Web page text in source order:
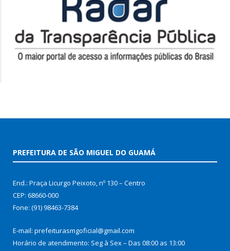
PREFEITURA DE SÃO MIGUEL DO GUAMÁ
End.: Praça Licurgo Peixoto, nº 130 – Centro
CEP: 68660-000
Fone: (91) 98463-7384
E-mail: prefeiturasmgoficial@gmail.com
Horário de atendimento: Seg à Sex – Das 08:00 as 13:00